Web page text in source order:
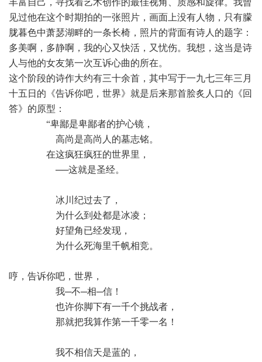
丰富自己，寻找着艺术创作的最佳视角、质感和旋律。我曾
见过他在这个时期拍的一张照片，画面上没有人物，只有朦
胧暮色中萧瑟湖畔的一条长椅，照片的背面有诗人的题字：
多美啊，多静啊，我的心又快活，又忧伤。我想，这当是诗
人与他的女友第一次互诉心曲的所在。
这个阶段的诗作大约有三十余首，其中写于一九七三年三月
十五日的《告诉你吧，世界》就是后来那首脍炙人口的《回
答》的原型：
 “卑鄙是卑鄙者的护心镜，
 高尚是高尚人的墓志铭。
 在这疯狂疯狂的世界里，
 ──这就是圣经。
 冰川纪过去了，
 为什么到处都是冰凌；
 好望角已经发现，
 为什么死海里千帆相竞。
哼，告诉你吧，世界，
 我─不─相─信！
 也许你脚下有一千个挑战者，
 那就把我算作第一千零一名！
 我不相信天是蓝的，